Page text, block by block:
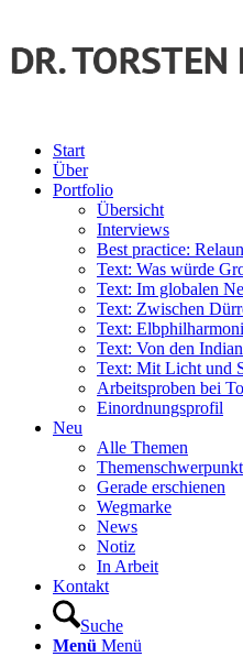
Start
Über
Portfolio
Übersicht
Interviews
Best practice:
Text: Was würde
Text: Im globalen
Text: Zwischen
Text:
Text: Von den
Text: Mit Licht und
Arbeitsproben bei
Einordnungsprofil
Neu
Alle Themen
Themenschwerpunkt
Gerade erschienen
Wegmarke
News
Notiz
In Arbeit
Kontakt
Suche
Menü Menü